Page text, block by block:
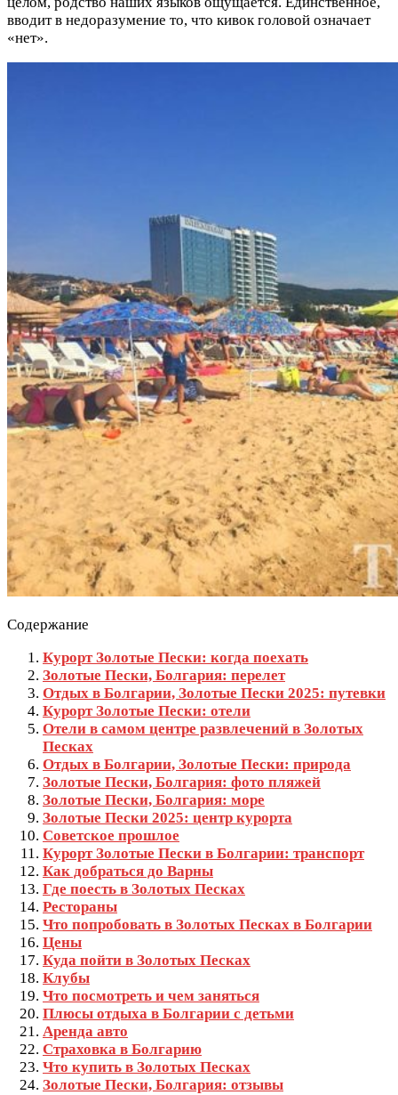
вводит в недоразумение то, что кивок головой означает
«нет».
Содержание
Курорт Золотые Пески: когда поехать
Золотые Пески, Болгария: перелет
Отдых в Болгарии, Золотые Пески 2025: путевки
Курорт Золотые Пески: отели
Отели в самом центре развлечений в Золотых
Песках
Отдых в Болгарии, Золотые Пески: природа
Золотые Пески, Болгария: фото пляжей
Золотые Пески, Болгария: море
Золотые Пески 2025: центр курорта
Советское прошлое
Курорт Золотые Пески в Болгарии: транспорт
Как добраться до Варны
Где поесть в Золотых Песках
Рестораны
Что попробовать в Золотых Песках в Болгарии
Цены
Куда пойти в Золотых Песках
Клубы
Что посмотреть и чем заняться
Плюсы отдыха в Болгарии с детьми
Аренда авто
Страховка в Болгарию
Что купить в Золотых Песках
Золотые Пески, Болгария: отзывы